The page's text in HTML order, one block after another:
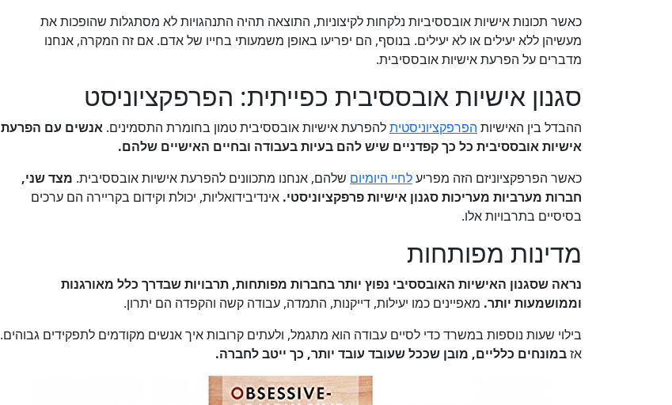
כאשר תכונות אישיות אובססיביות נלקחות לקיצוניות, התוצאה תהיה התנהגויות לא מסתגלות שהופכות את
מעשיהן ללא יעילים או לא יעילים. בנוסף, הם יפריעו באופן משמעותי בחייו של אדם. אם זה המקרה, אנחנו
מדברים על הפרעת אישיות אובססיבית.
סגנון אישיות אובססיבית כפייתית: הפרפקציוניסט
ההבדל בין האישיות הפרפקציוניסטיתלהפרעת אישיות אובססיבית טמון בחומרת התסמינים. אנשים עם הפרעת
אישיות אובססיבית כל כך קפדניים שיש להם בעיות בעבודה ובחיים האישיים שלהם.
כאשר הפרפקציוניזם הזה מפריעלחיי היומיום שלהם, אנחנו מתכוונים להפרעת אישיות אובססיבית. מצד שני,
חברות מערביות מעריכות סגנון אישיות פרפקציוניסטי. אינדיבידואליות, יכולת וקידום בקריירה הם ערכים
בסיסיים בתרבויות אלו.
מדינות מפותחות
נראה שסגנון האישיות האובססיבי נפוץ יותר בחברות מפותחות, תרבויות שבדרך כלל מאורגנות
וממושמעות יותר. מאפיינים כמו יעילות, דייקנות, התמדה, עבודה קשה והקפדה הם יתרון.
בילוי שעות נוספות במשרד כדי לסיים עבודה הוא מתגמל, ולעתים קרובות איך אנשים מקודמים לתפקידים גבוהים.
אזבמונחים כלליים, מובן שככל שעובד עובד יותר, כך ייטב לחברה.